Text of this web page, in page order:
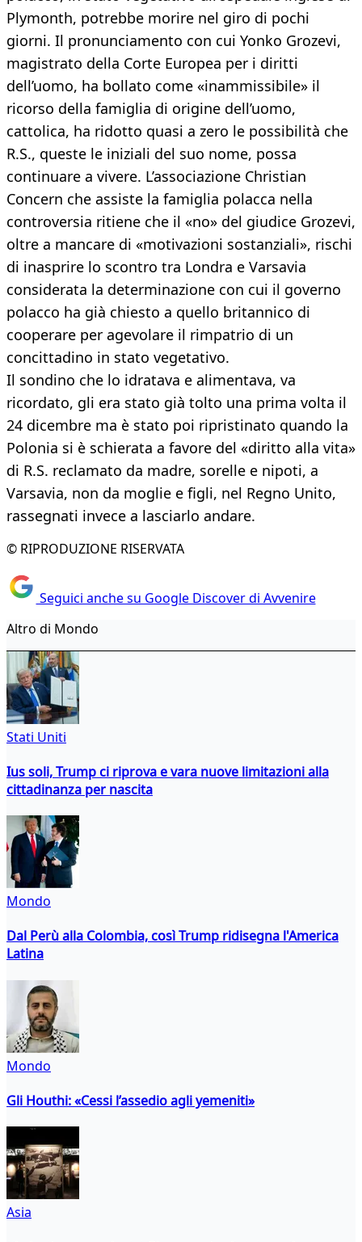
Plymonth, potrebbe morire nel giro di pochi
giorni. Il pronunciamento con cui Yonko Grozevi,
magistrato della Corte Europea per i diritti
dell’uomo, ha bollato come «inammissibile» il
ricorso della famiglia di origine dell’uomo,
cattolica, ha ridotto quasi a zero le possibilità che
R.S., queste le iniziali del suo nome, possa
continuare a vivere. L’associazione Christian
Concern che assiste la famiglia polacca nella
controversia ritiene che il «no» del giudice Grozevi,
oltre a mancare di «motivazioni sostanziali», rischi
di inasprire lo scontro tra Londra e Varsavia
considerata la determinazione con cui il governo
polacco ha già chiesto a quello britannico di
cooperare per agevolare il rimpatrio di un
concittadino in stato vegetativo.
Il sondino che lo idratava e alimentava, va
ricordato, gli era stato già tolto una prima volta il
24 dicembre ma è stato poi ripristinato quando la
Polonia si è schierata a favore del «diritto alla vita»
di R.S. reclamato da madre, sorelle e nipoti, a
Varsavia, non da moglie e figli, nel Regno Unito,
rassegnati invece a lasciarlo andare.
© RIPRODUZIONE RISERVATA
Seguici anche su Google Discover di Avvenire
Altro di Mondo
Stati Uniti
Ius soli, Trump ci riprova e vara nuove limitazioni alla
cittadinanza per nascita
Mondo
Dal Perù alla Colombia, così Trump ridisegna l'America
Latina
Mondo
Gli Houthi: «Cessi l’assedio agli yemeniti»
Asia